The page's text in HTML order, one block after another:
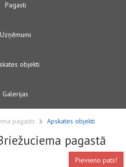
Pagasti
Uzņēmumi
objekti
Galerijas
pagasts Apskates objekti
pagastā
Pievieno pats!